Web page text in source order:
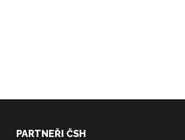
PARTNEŘI ČSH